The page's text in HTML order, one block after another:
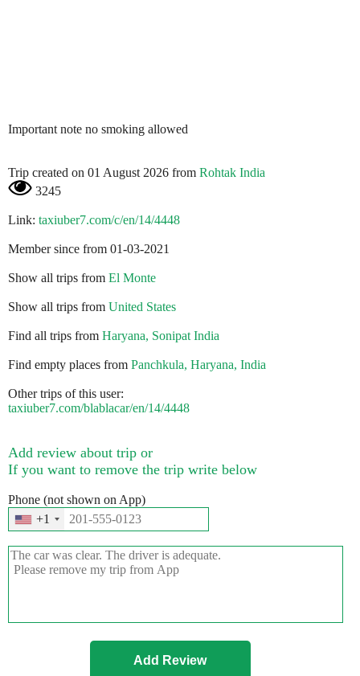
Important note no smoking allowed
Trip created on 01 August 2026 from Rohtak India
3245
Link: taxiuber7.com/c/en/14/4448
Member since from 01-03-2021
Show all trips from El Monte
Show all trips from United States
Find all trips from Haryana, Sonipat India
Find empty places from Panchkula, Haryana, India
Other trips of this user:
taxiuber7.com/blablacar/en/14/4448
Add review about trip or
If you want to remove the trip write below
Phone (not shown on App)
+1